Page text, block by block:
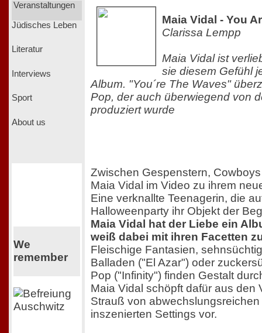
Veranstaltungen
Jüdisches Leben
Literatur
Interviews
Sport
About us
We
remember
Maia Vidal - You
Clarissa Lempp
Maia Vidal ist
sie diesem Gefühl
Album. "You´re The Waves"
Pop, der auch überwiegend von
produziert wurde
Zwischen Gespenstern,
Maia Vidal im Video zu ihrem
Eine verknallte Teenagerin, die
Halloweenparty ihr Objekt der
Maia Vidal hat der Liebe ein
weiß dabei mit ihren Facetten
Fleischige Fantasien,
Balladen ("El Azar") oder
Pop ("Infinity") finden Gestalt
Maia Vidal schöpft dafür aus den
Strauß von
inszenierten Settings vor.